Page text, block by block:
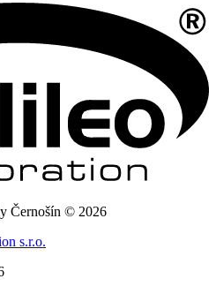
Černošín © 2026
s.r.o.